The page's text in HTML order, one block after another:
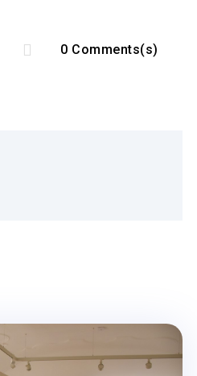
 0 Comments(s)